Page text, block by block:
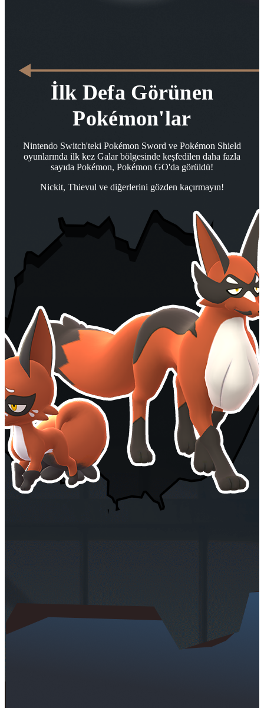
İlk Defa Görünen
Pokémon'lar
Nintendo Switch'teki Pokémon Sword ve Pokémon Shield
oyunlarında ilk kez Galar bölgesinde keşfedilen daha fazla
sayıda Pokémon, Pokémon GO'da görüldü!
Nickit, Thievul ve diğerlerini gözden kaçırmayın!